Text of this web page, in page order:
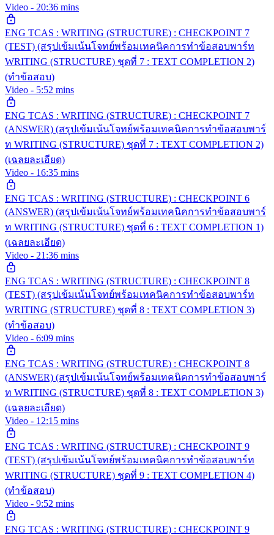
Video - 20:36 mins
ENG TCAS : WRITING (STRUCTURE) : CHECKPOINT 7
(TEST) (สรุปเข้มเน้นโจทย์พร้อมเทคนิคการทำข้อสอบพาร์ท
WRITING (STRUCTURE) ชุดที่ 7 : TEXT COMPLETION 2)
(ทำข้อสอบ)
Video - 5:52 mins
ENG TCAS : WRITING (STRUCTURE) : CHECKPOINT 7
(ANSWER) (สรุปเข้มเน้นโจทย์พร้อมเทคนิคการทำข้อสอบพาร์
ท WRITING (STRUCTURE) ชุดที่ 7 : TEXT COMPLETION 2)
(เฉลยละเอียด)
Video - 16:35 mins
ENG TCAS : WRITING (STRUCTURE) : CHECKPOINT 6
(ANSWER) (สรุปเข้มเน้นโจทย์พร้อมเทคนิคการทำข้อสอบพาร์
ท WRITING (STRUCTURE) ชุดที่ 6 : TEXT COMPLETION 1)
(เฉลยละเอียด)
Video - 21:36 mins
ENG TCAS : WRITING (STRUCTURE) : CHECKPOINT 8
(TEST) (สรุปเข้มเน้นโจทย์พร้อมเทคนิคการทำข้อสอบพาร์ท
WRITING (STRUCTURE) ชุดที่ 8 : TEXT COMPLETION 3)
(ทำข้อสอบ)
Video - 6:09 mins
ENG TCAS : WRITING (STRUCTURE) : CHECKPOINT 8
(ANSWER) (สรุปเข้มเน้นโจทย์พร้อมเทคนิคการทำข้อสอบพาร์
ท WRITING (STRUCTURE) ชุดที่ 8 : TEXT COMPLETION 3)
(เฉลยละเอียด)
Video - 12:15 mins
ENG TCAS : WRITING (STRUCTURE) : CHECKPOINT 9
(TEST) (สรุปเข้มเน้นโจทย์พร้อมเทคนิคการทำข้อสอบพาร์ท
WRITING (STRUCTURE) ชุดที่ 9 : TEXT COMPLETION 4)
(ทำข้อสอบ)
Video - 9:52 mins
ENG TCAS : WRITING (STRUCTURE) : CHECKPOINT 9